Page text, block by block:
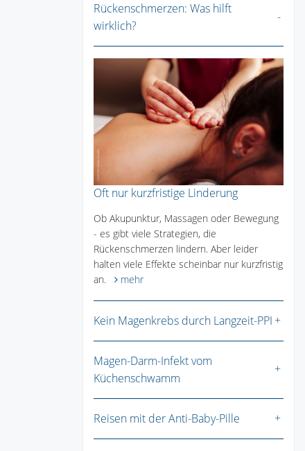
Rückenschmerzen: Was hilft
wirklich?
Oft nur kurzfristige Linderung
Ob Akupunktur, Massagen oder Bewegung
- es gibt viele Strategien, die
Rückenschmerzen lindern. Aber leider
halten viele Effekte scheinbar nur kurzfristig
an.
mehr
Kein Magenkrebs durch Langzeit-PPI
Magen-Darm-Infekt vom
Küchenschwamm
Reisen mit der Anti-Baby-Pille